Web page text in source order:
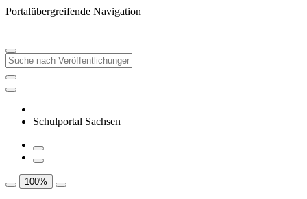
Portalübergreifende Navigation
Schulportal Sachsen
100%